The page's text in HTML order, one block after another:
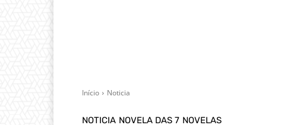
Início Noticia
NOTICIA NOVELA DAS 7 NOVELAS